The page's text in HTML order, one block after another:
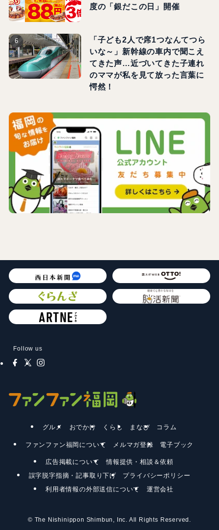
度の「銀だこの日」開催
「子ども2人で席1つなんてつら
いな～」新幹線の車内で聞こえ
てきた声…近づいてきた子連れ
のママが私を見て放った言葉に
愕然！
Follow us
グルメ おでかけ くらし まなび コラム
ファンファン福岡について メルマガ登録 電子ブック
広告掲載について
情報提供・相談＆依頼
誤字脱字指摘・記事取り下げ
プライバシーポリシー
利用者情報の外部送信について
運営会社
© The Nishinippon Shimbun, Inc. All Rights Reserved.